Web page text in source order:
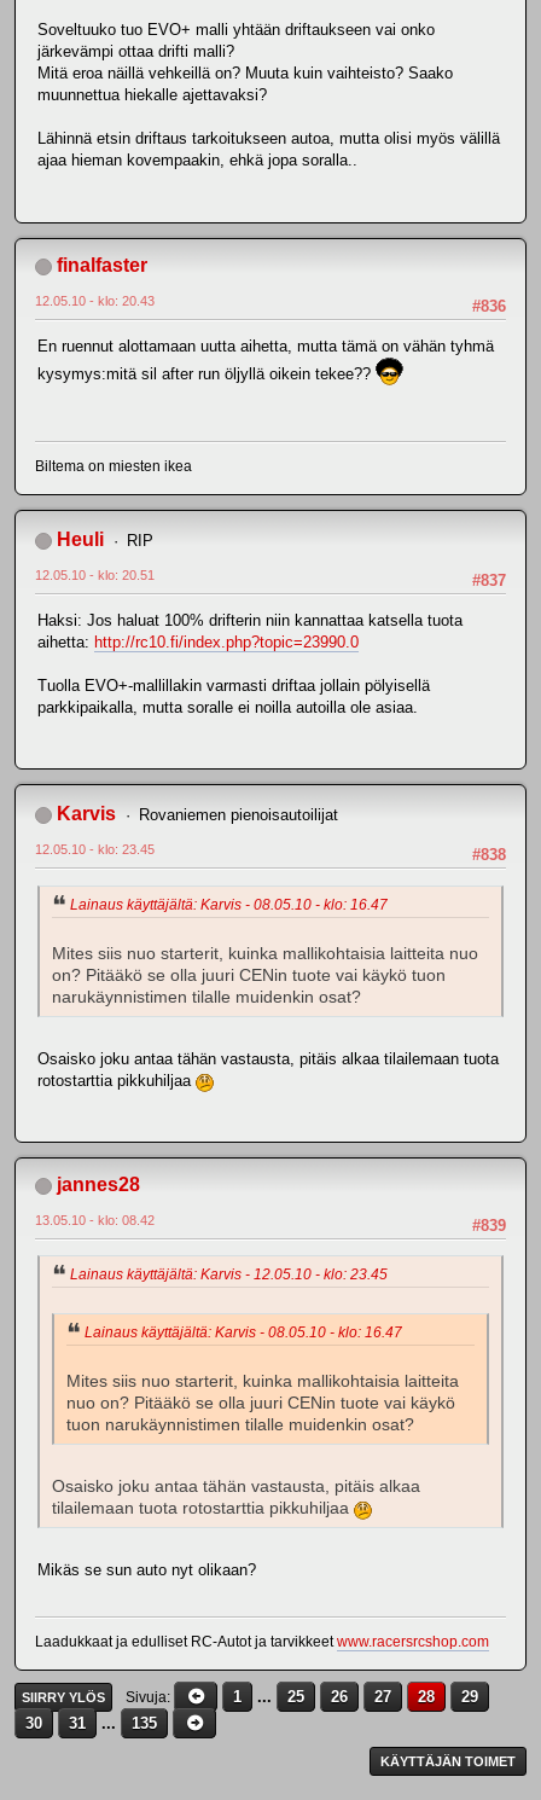
Soveltuuko tuo EVO+ malli yhtään driftaukseen vai onko
järkevämpi ottaa drifti malli?
Mitä eroa näillä vehkeillä on? Muuta kuin vaihteisto? Saako
muunnettua hiekalle ajettavaksi?
Lähinnä etsin driftaus tarkoitukseen autoa, mutta olisi myös välillä
ajaa hieman kovempaakin, ehkä jopa soralla..
finalfaster
#836
12.05.10 - klo: 20.43
En ruennut alottamaan uutta aihetta, mutta tämä on vähän tyhmä
kysymys:mitä sil after run öljyllä oikein tekee??
Biltema on miesten ikea
Heuli RIP
#837
12.05.10 - klo: 20.51
Haksi: Jos haluat 100% drifterin niin kannattaa katsella tuota
aihetta: http://rc10.fi/index.php?topic=23990.0
Tuolla EVO+-mallillakin varmasti driftaa jollain pölyisellä
parkkipaikalla, mutta soralle ei noilla autoilla ole asiaa.
Karvis Rovaniemen pienoisautoilijat
#838
12.05.10 - klo: 23.45
Lainaus käyttäjältä: Karvis - 08.05.10 - klo: 16.47
Mites siis nuo starterit, kuinka mallikohtaisia laitteita nuo
on? Pitääkö se olla juuri CENin tuote vai käykö tuon
narukäynnistimen tilalle muidenkin osat?
Osaisko joku antaa tähän vastausta, pitäis alkaa tilailemaan tuota
rotostarttia pikkuhiljaa
jannes28
#839
13.05.10 - klo: 08.42
Lainaus käyttäjältä: Karvis - 12.05.10 - klo: 23.45
Lainaus käyttäjältä: Karvis - 08.05.10 - klo: 16.47
Mites siis nuo starterit, kuinka mallikohtaisia laitteita
nuo on? Pitääkö se olla juuri CENin tuote vai käykö
tuon narukäynnistimen tilalle muidenkin osat?
Osaisko joku antaa tähän vastausta, pitäis alkaa
tilailemaan tuota rotostarttia pikkuhiljaa
Mikäs se sun auto nyt olikaan?
Laadukkaat ja edulliset RC-Autot ja tarvikkeetwww.racersrcshop.com
SIIRRY YLÖS Sivuja 1 ... 25 26 27 28
29
30
31 ... 135
KÄYTTÄJÄN TOIMET